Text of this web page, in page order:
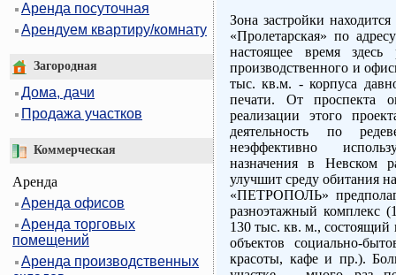
Аренда посуточная
Арендуем квартиру/комнату
Загородная
Дома, дачи
Продажа участков
Коммерческая
Аренда
Аренда офисов
Аренда торговых
помещений
Аренда производственных
Зона застройки
«Пролетарская» по
настоящее время здесь
производственного и
тыс. кв.м. - корпуса
печати. От проспекта
реализации этого
деятельность по
неэффективно
назначения в Невском
улучшит среду обитания
«ПЕТРОПОЛЬ»
разноэтажный комплекс
130 тыс. кв. м.,
объектов социально-
красоты, кафе и пр.).